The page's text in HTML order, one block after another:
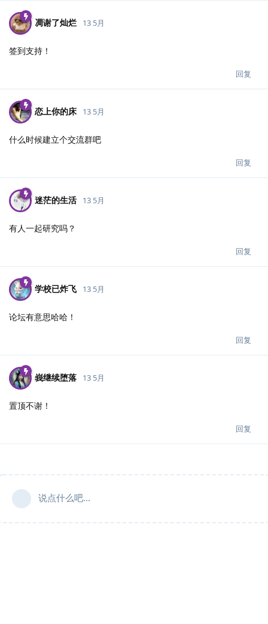
凋谢了灿烂 13 5月
签到支持！
回复
恋上你的床 13 5月
什么时候建立个交流群吧
回复
迷茫的生活 13 5月
有人一起研究吗？
回复
学校已炸飞 13 5月
论坛有意思哈哈！
回复
峩继续堕落 13 5月
置顶不谢！
回复
说点什么吧...